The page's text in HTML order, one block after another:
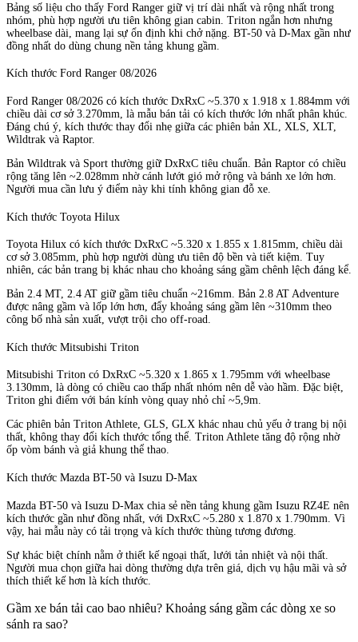
Bảng số liệu cho thấy Ford Ranger giữ vị trí dài nhất và rộng nhất trong
nhóm, phù hợp người ưu tiên không gian cabin. Triton ngắn hơn nhưng
wheelbase dài, mang lại sự ổn định khi chở nặng. BT-50 và D-Max gần như
đồng nhất do dùng chung nền tảng khung gầm.
Kích thước Ford Ranger 08/2026
Ford Ranger 08/2026 có kích thước DxRxC ~5.370 x 1.918 x 1.884mm với
chiều dài cơ sở 3.270mm, là mẫu bán tải có kích thước lớn nhất phân khúc.
Đáng chú ý, kích thước thay đổi nhẹ giữa các phiên bản XL, XLS, XLT,
Wildtrak và Raptor.
Bản Wildtrak và Sport thường giữ DxRxC tiêu chuẩn. Bản Raptor có chiều
rộng tăng lên ~2.028mm nhờ cánh lướt gió mở rộng và bánh xe lớn hơn.
Người mua cần lưu ý điểm này khi tính không gian đỗ xe.
Kích thước Toyota Hilux
Toyota Hilux có kích thước DxRxC ~5.320 x 1.855 x 1.815mm, chiều dài
cơ sở 3.085mm, phù hợp người dùng ưu tiên độ bền và tiết kiệm. Tuy
nhiên, các bản trang bị khác nhau cho khoảng sáng gầm chênh lệch đáng kể.
Bản 2.4 MT, 2.4 AT giữ gầm tiêu chuẩn ~216mm. Bản 2.8 AT Adventure
được nâng gầm và lốp lớn hơn, đẩy khoảng sáng gầm lên ~310mm theo
công bố nhà sản xuất, vượt trội cho off-road.
Kích thước Mitsubishi Triton
Mitsubishi Triton có DxRxC ~5.320 x 1.865 x 1.795mm với wheelbase
3.130mm, là dòng có chiều cao thấp nhất nhóm nên dễ vào hầm. Đặc biệt,
Triton ghi điểm với bán kính vòng quay nhỏ chỉ ~5,9m.
Các phiên bản Triton Athlete, GLS, GLX khác nhau chủ yếu ở trang bị nội
thất, không thay đổi kích thước tổng thể. Triton Athlete tăng độ rộng nhờ
ốp vòm bánh và giả khung thể thao.
Kích thước Mazda BT-50 và Isuzu D-Max
Mazda BT-50 và Isuzu D-Max chia sẻ nền tảng khung gầm Isuzu RZ4E nên
kích thước gần như đồng nhất, với DxRxC ~5.280 x 1.870 x 1.790mm. Vì
vậy, hai mẫu này có tải trọng và kích thước thùng tương đương.
Sự khác biệt chính nằm ở thiết kế ngoại thất, lưới tản nhiệt và nội thất.
Người mua chọn giữa hai dòng thường dựa trên giá, dịch vụ hậu mãi và sở
thích thiết kế hơn là kích thước.
Gầm xe bán tải cao bao nhiêu? Khoảng sáng gầm các dòng xe so
sánh ra sao?